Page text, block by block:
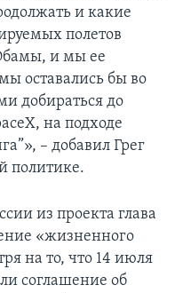
и какие
полетов
и мы ее
оставались бы во
добираться до
на подходе
– добавил Грег
политике.
из проекта глава
«жизненного
на то, что 14 июля
соглашение об